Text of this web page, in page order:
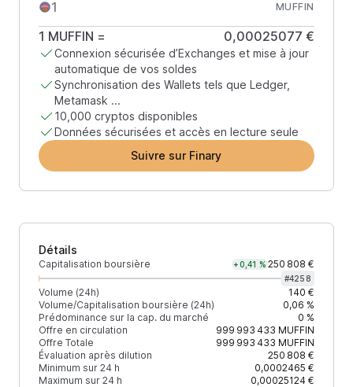
MUFFIN
1 MUFFIN = 0,00025077 €
Connexion sécurisée d’Exchanges et mise à jour
automatique de vos soldes
Synchronisation des Wallets tels que Ledger,
Metamask ...
10,000 cryptos disponibles
Données sécurisées et accès en lecture seule
Suivre sur Finary
Détails
Capitalisation boursière +0,41 % 250 808 €
#4258
Volume (24h)
140 €
Volume/Capitalisation boursière (24h)
0,06 %
Prédominance sur la cap. du marché
0 %
Offre en circulation
999 993 433 MUFFIN
Offre Totale
999 993 433 MUFFIN
Évaluation après dilution
250 808 €
Minimum sur 24 h
0,0002465 €
Maximum sur 24 h
0,00025124 €